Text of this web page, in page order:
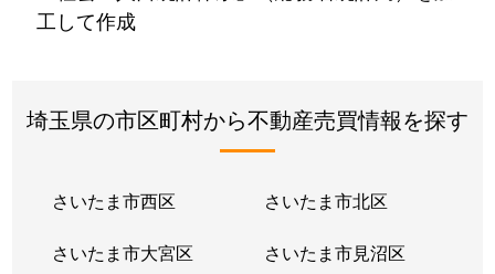
工して作成
埼玉県の市区町村から不動産売買情報を探す
さいたま市西区 さいたま市北区
さいたま市大宮区 さいたま市見沼区